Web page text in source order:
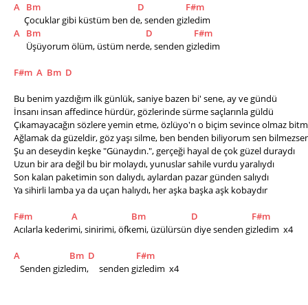
A Bm D
F#m
     Çocuklar gibi küstüm ben de, senden gizledim
A Bm D
F#m
      Üşüyorum ölüm, üstüm nerde, senden gizledim
F#m A Bm D
Bu benim yazdığım ilk günlük, saniye bazen bi' sene, ay ve gündü
İnsanı insan affedince hürdür, gözlerinde sürme saçlarınla güldü
Çıkamayacağın sözlere yemin etme, özlüyo'n o biçim sevince olmaz
Ağlamak da güzeldir, göz yaşı silme, ben benden biliyorum sen
Şu an deseydin keşke "Günaydın.", gerçeği hayal de çok güzel duraydı
Uzun bir ara değil bu bir molaydı, yunuslar sahile vurdu yaralıydı
Son kalan paketimin son dalıydı, aylardan pazar günden salıydı
Ya sihirli lamba ya da uçan halıydı, her aşka başka aşk kobaydır
F#m A Bm D
F#m
Acılarla kederimi, sinirimi, öfkemi, üzülürsün diye senden gizledim  x4
A Bm D
F#m
   Senden gizledim,     senden gizledim  x4